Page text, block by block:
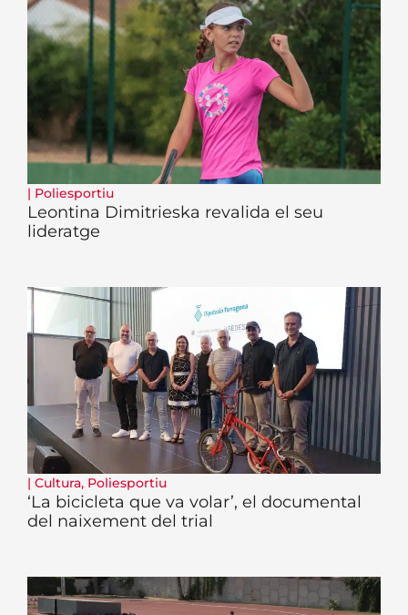
| Poliesportiu
Leontina Dimitrieska revalida el seu
lideratge
| Cultura, Poliesportiu
‘La bicicleta que va volar’, el documental
del naixement del trial